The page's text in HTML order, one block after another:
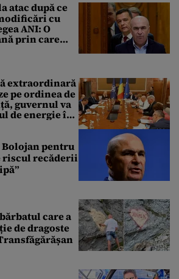
atac după ce
cu
ANI: O
prin care
culpa PNL-
extraordinară
pe ordinea de
guvernul va
de energie în
pentru
riscul recăderii
care a
de dragoste